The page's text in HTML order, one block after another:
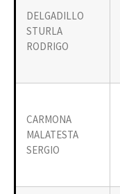
DELGADILLO
STURLA
RODRIGO
CARMONA
MALATESTA
SERGIO